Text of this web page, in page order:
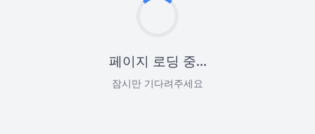
페이지 로딩 중...
잠시만 기다려주세요